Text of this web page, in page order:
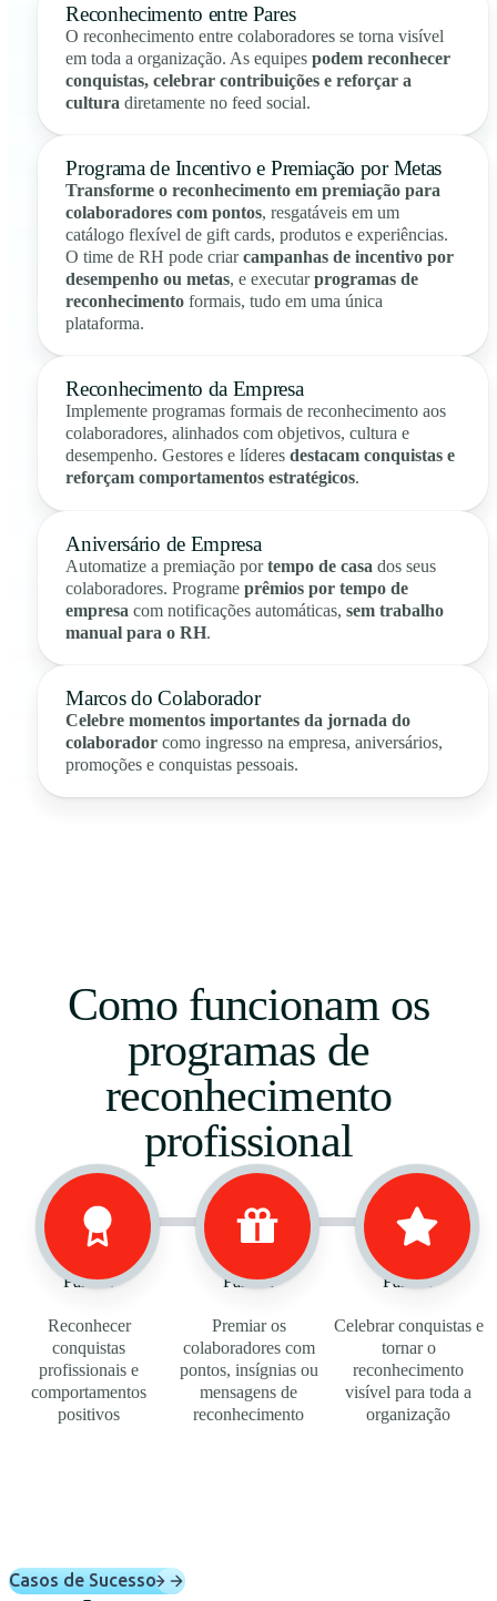
Reconhecimento entre Pares
O reconhecimento entre colaboradores se torna visível
em toda a organização. As equipespodem reconhecer
conquistas, celebrar contribuições e reforçar a
cultura diretamente no feed social.
Programa de Incentivo e Premiação por Metas
Transforme o reconhecimento em premiação para
colaboradores com pontos, resgatáveis em um
catálogo flexível de gift cards, produtos e experiências.
O time de RH pode criarcampanhas de incentivo por
desempenho ou metas, e executarprogramas de
reconhecimento formais, tudo em uma única
plataforma.
Reconhecimento da Empresa
Implemente programas formais de reconhecimento aos
colaboradores, alinhados com objetivos, cultura e
desempenho. Gestores e líderesdestacam conquistas e
reforçam comportamentos estratégicos.
Aniversário de Empresa
Automatize a premiação portempo de casa dos seus
colaboradores. Programeprêmios por tempo de
empresa com notificações automáticas,sem trabalho
manual para o RH.
Marcos do Colaborador
Celebre momentos importantes da jornada do
colaborador como ingresso na empresa, aniversários,
promoções e conquistas pessoais.
Como funcionam os
programas de
reconhecimento
profissional
Passo 1
Reconhecer
conquistas
profissionais e
comportamentos
positivos
Passo 2
Premiar os
colaboradores com
pontos, insígnias ou
mensagens de
reconhecimento
Passo 3
Celebrar conquistas e
tornar o
reconhecimento
visível para toda a
organização
Casos de Sucesso